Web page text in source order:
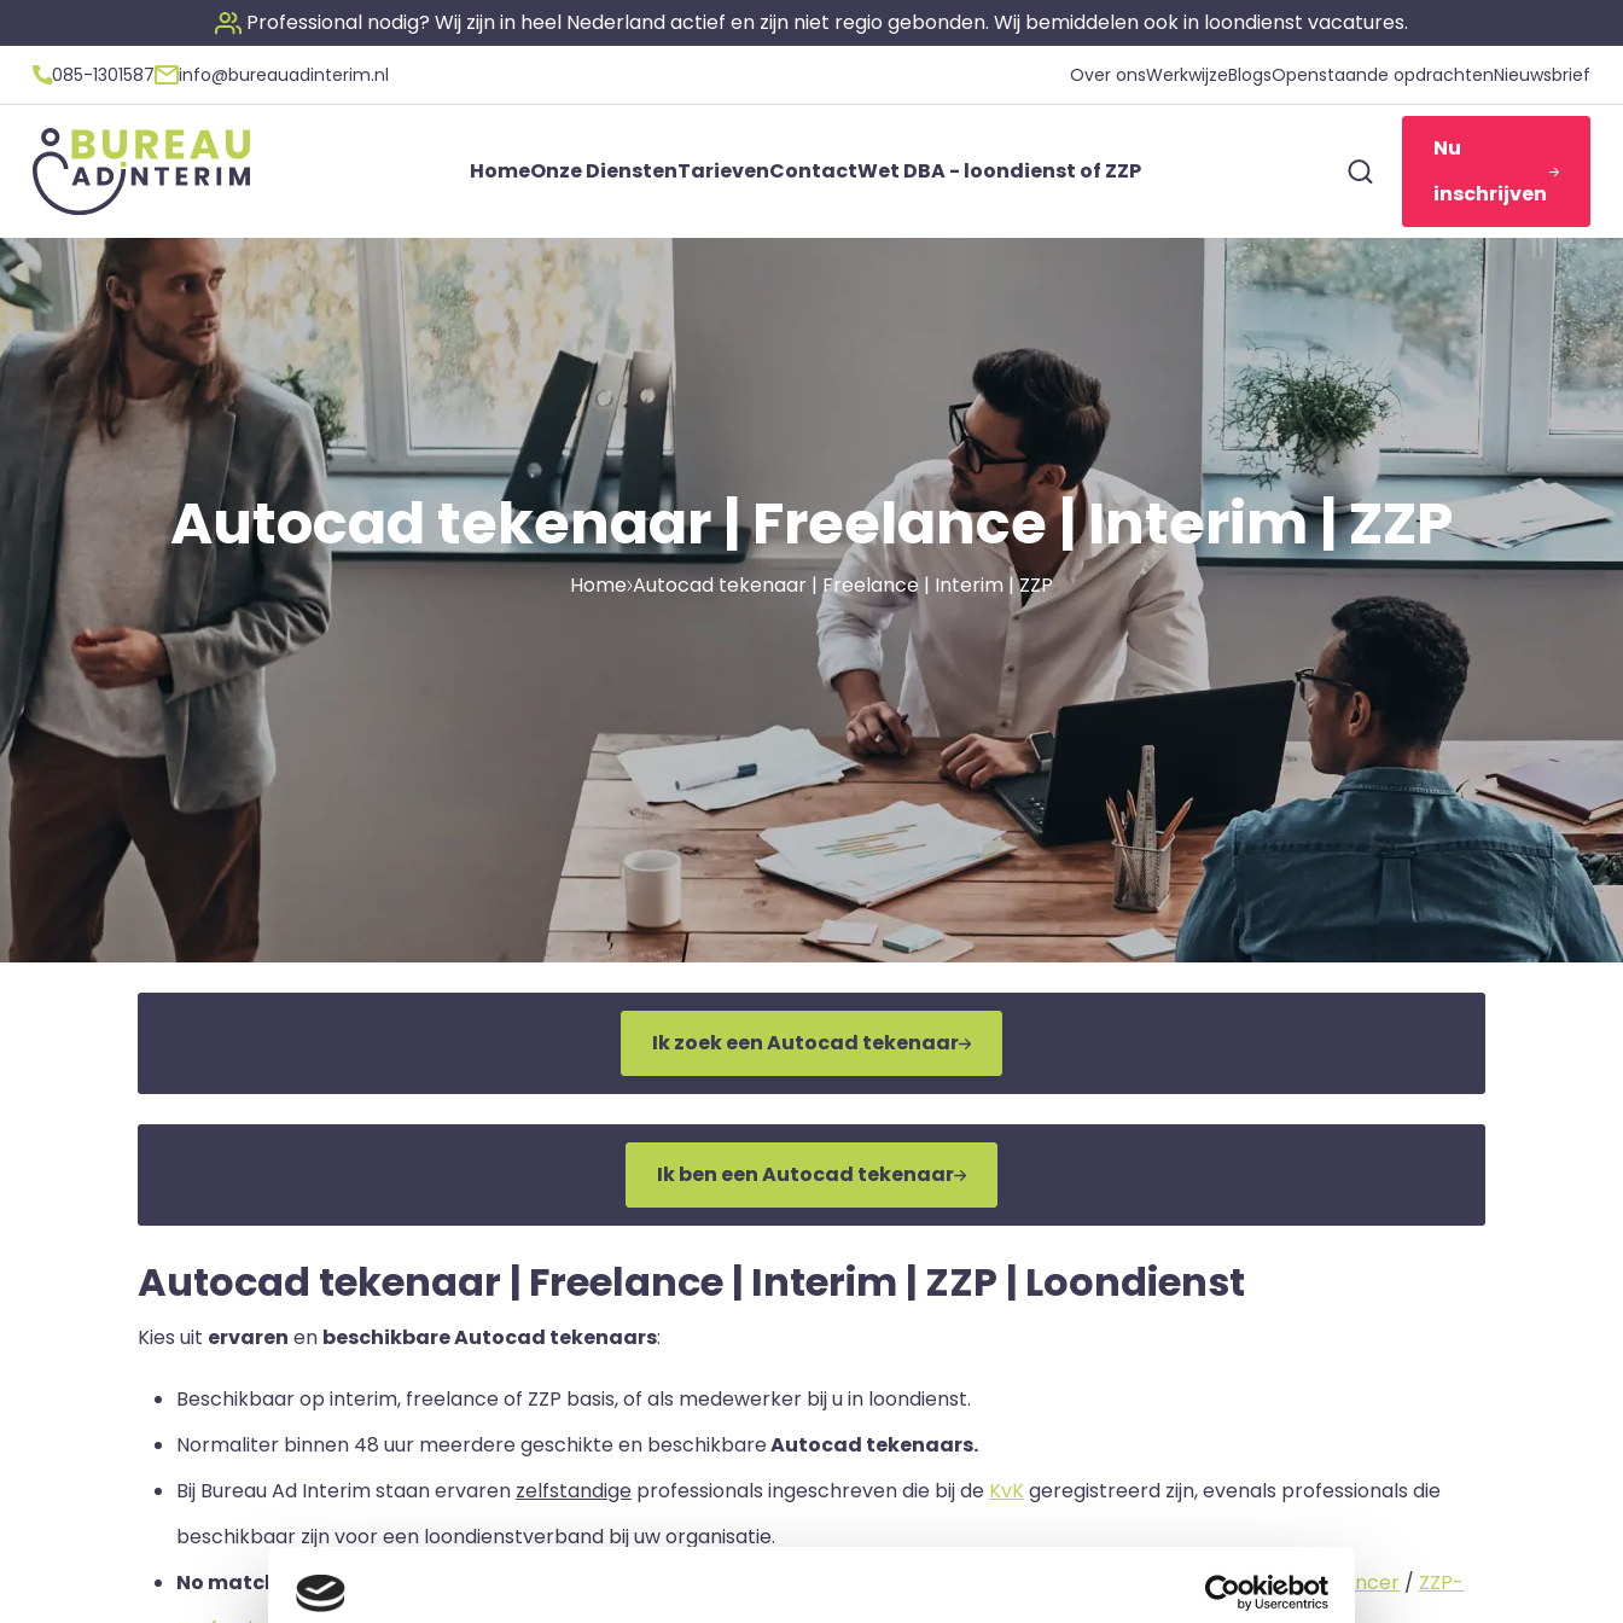
Professional nodig? Wij zijn in heel Nederland actief en zijn niet regio gebonden. Wij bemiddelen ook in loondienst vacatures.
085-1301587 info@bureauadinterim.nl Over onsWerkwijzeBlogsOpenstaande opdrachtenNieuwsbrief
HomeOnze DienstenTarievenContactWet DBA - loondienst of ZZP
Nu
inschrijven
Autocad tekenaar | Freelance | Interim | ZZP
Home Autocad tekenaar | Freelance | Interim | ZZP
Ik zoek een Autocad tekenaar
Ik ben een Autocad tekenaar
Autocad tekenaar | Freelance | Interim | ZZP | Loondienst
Kies uit ervaren en beschikbare Autocad tekenaars:
Beschikbaar op interim, freelance of ZZP basis, of als medewerker bij u in loondienst.
Normaliter binnen 48 uur meerdere geschikte en beschikbareAutocad tekenaars.
Bij Bureau Ad Interim staan ervaren zelfstandige professionals ingeschreven die bij de KvKgeregistreerd zijn, evenals professionals die
beschikbaar zijn voor een loondienstverband bij uw organisatie.
No match no pay:
interimmer/freelancer / ZZP-